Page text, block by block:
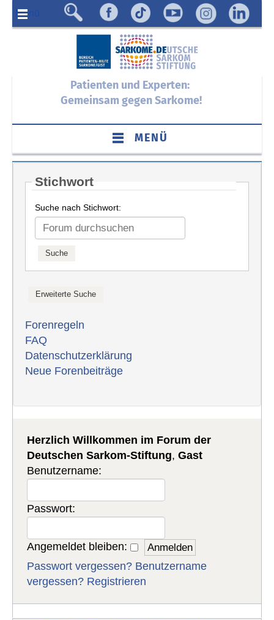
Menü
Patienten und Experten:
Gemeinsam gegen Sarkome!
MENÜ
Stichwort
Suche nach Stichwort:
Forenregeln
FAQ
Datenschutzerklärung
Neue Forenbeiträge
Herzlich Willkommen im Forum der
Deutschen Sarkom-Stiftung,Gast
Benutzername:
Passwort:
Angemeldet bleiben:
Passwort vergessen? Benutzername
vergessen? Registrieren